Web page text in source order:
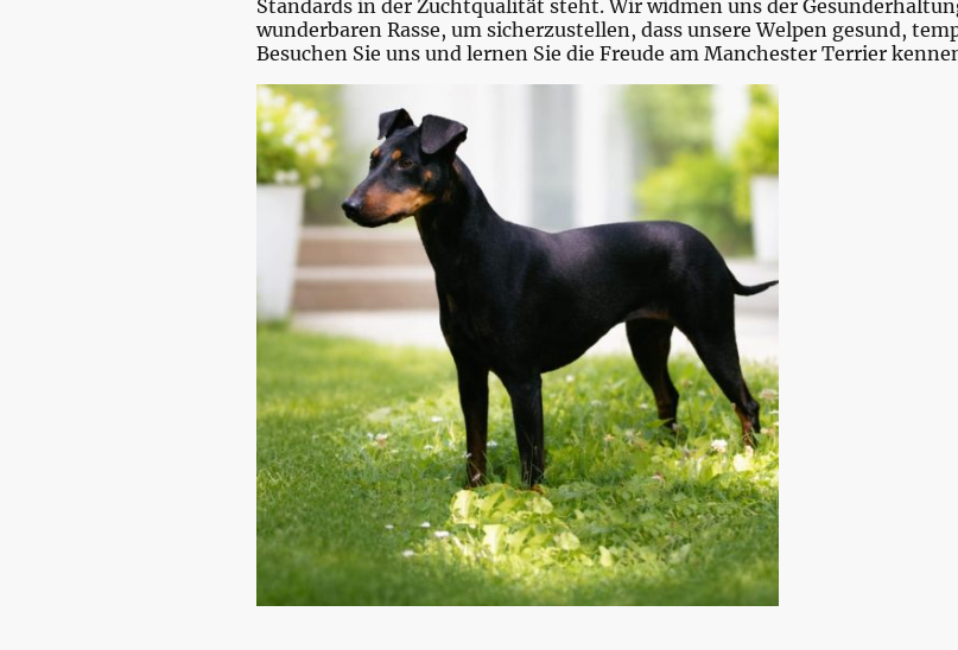
Standards in der Zuchtqualität steht. Wir widmen uns der
wunderbaren Rasse, um sicherzustellen, dass unsere Welpen gesund,
Besuchen Sie uns und lernen Sie die Freude am Manchester Terrier